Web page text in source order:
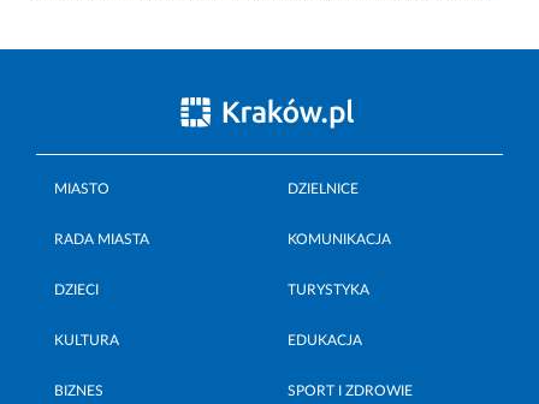
MIASTO DZIELNICE
RADA MIASTA KOMUNIKACJA
DZIECI TURYSTYKA
KULTURA EDUKACJA
BIZNES SPORT I ZDROWIE